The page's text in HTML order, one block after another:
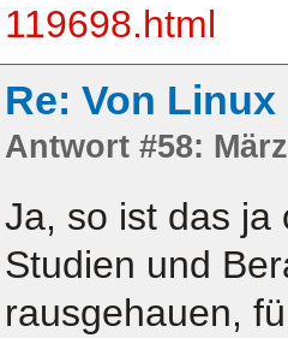
119698.html
Re: Von
Antwort #58:
Ja, so ist das ja
Studien und
rausgehauen,